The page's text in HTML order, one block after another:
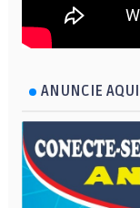
ANUNCIE AQUI